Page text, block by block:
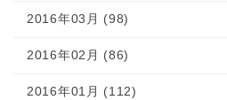
2016年03月 (98)
2016年02月 (86)
2016年01月 (112)